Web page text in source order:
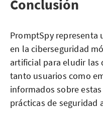
Conclusión
PromptSpy representa
en la ciberseguridad
artificial para eludir las
tanto usuarios como
informados sobre
prácticas de seguridad